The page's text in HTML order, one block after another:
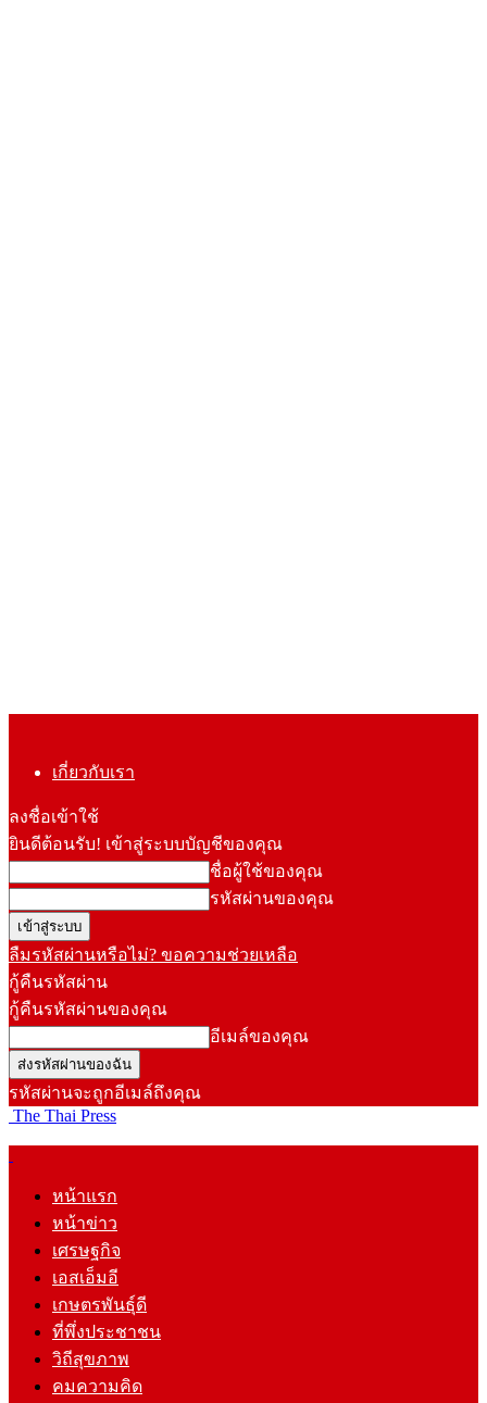
เกี่ยวกับเรา
ลงชื่อเข้าใช้
ยินดีต้อนรับ! เข้าสู่ระบบบัญชีของคุณ
ชื่อผู้ใช้ของคุณ
รหัสผ่านของคุณ
ลืมรหัสผ่านหรือไม่? ขอความช่วยเหลือ
กู้คืนรหัสผ่าน
กู้คืนรหัสผ่านของคุณ
อีเมล์ของคุณ
รหัสผ่านจะถูกอีเมล์ถึงคุณ
The Thai Press
หน้าแรก
หน้าข่าว
เศรษฐกิจ
เอสเอ็มอี
เกษตรพันธุ์ดี
ที่พึ่งประชาชน
วิถีสุขภาพ
คมความคิด